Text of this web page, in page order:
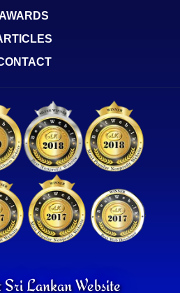
AWARDS
Lankan Website